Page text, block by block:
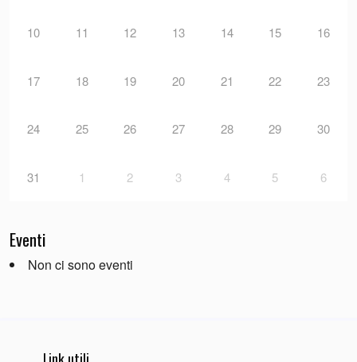
10 11 12 13 14 15 16
17 18 19 20 21 22 23
24 25 26 27 28 29 30
31 1 2 3 4 5 6
Eventi
Non ci sono eventi
Link utili